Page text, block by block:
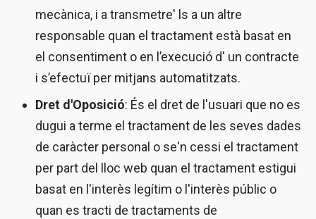
mecànica, i a transmetre' ls a un altre
responsable quan el tractament està basat en
el consentiment o en l’execució d' un contracte
i s’efectuï per mitjans automatitzats.
Dret d'Oposició: És el dret de l'usuari que no es
dugui a terme el tractament de les seves dades
de caràcter personal o se'n cessi el tractament
per part del lloc web quan el tractament estigui
basat en l'interès legítim o l'interès públic o
quan es tracti de tractaments de